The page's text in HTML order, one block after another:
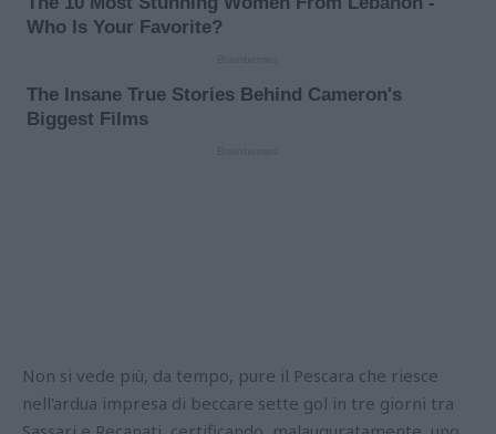
Non si vede più, da tempo, pure il Pescara che riesce
nell'ardua impresa di beccare sette gol in tre giorni tra